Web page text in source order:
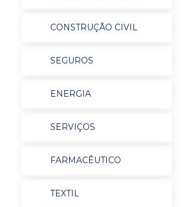
CONSTRUÇÃO CIVIL
SEGUROS
ENERGIA
SERVIÇOS
FARMACÊUTICO
TEXTIL